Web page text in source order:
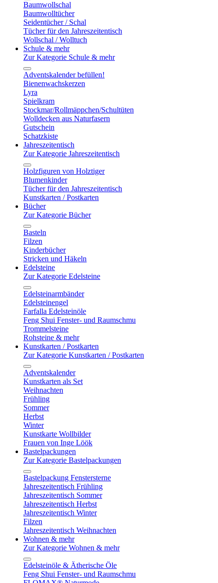
Baumwollschal
Baumwolltücher
Seidentücher / Schal
Tücher für den Jahreszeitentisch
Wollschal / Wolltuch
Schule & mehr
Zur Kategorie Schule & mehr
Adventskalender befüllen!
Bienenwachskerzen
Lyra
Spielkram
Stockmar/Rollmäppchen/Schultüten
Wolldecken aus Naturfasern
Gutschein
Schatzkiste
Jahreszeitentisch
Zur Kategorie Jahreszeitentisch
Holzfiguren von Holztiger
Blumenkinder
Tücher für den Jahreszeitentisch
Kunstkarten / Postkarten
Bücher
Zur Kategorie Bücher
Basteln
Filzen
Kinderbücher
Stricken und Häkeln
Edelsteine
Zur Kategorie Edelsteine
Edelsteinarmbänder
Edelsteinengel
Farfalla Edelsteinöle
Feng Shui Fenster- und Raumschmu
Trommelsteine
Rohsteine & mehr
Kunstkarten / Postkarten
Zur Kategorie Kunstkarten / Postkarten
Adventskalender
Kunstkarten als Set
Weihnachten
Frühling
Sommer
Herbst
Winter
Kunstkarte Wollbilder
Frauen von Inge Löök
Bastelpackungen
Zur Kategorie Bastelpackungen
Bastelpackung Fenstersterne
Jahreszeitentisch Frühling
Jahreszeitentisch Sommer
Jahreszeitentisch Herbst
Jahreszeitentisch Winter
Filzen
Jahreszeitentisch Weihnachten
Wohnen & mehr
Zur Kategorie Wohnen & mehr
Edelsteinöle & Ätherische Öle
Feng Shui Fenster- und Raumschmu